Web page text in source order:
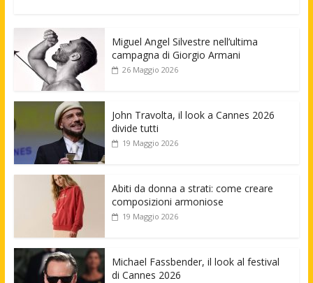
Miguel Angel Silvestre nell’ultima
campagna di Giorgio Armani
26 Maggio 2026
John Travolta, il look a Cannes 2026
divide tutti
19 Maggio 2026
Abiti da donna a strati: come creare
composizioni armoniose
19 Maggio 2026
Michael Fassbender, il look al festival
di Cannes 2026